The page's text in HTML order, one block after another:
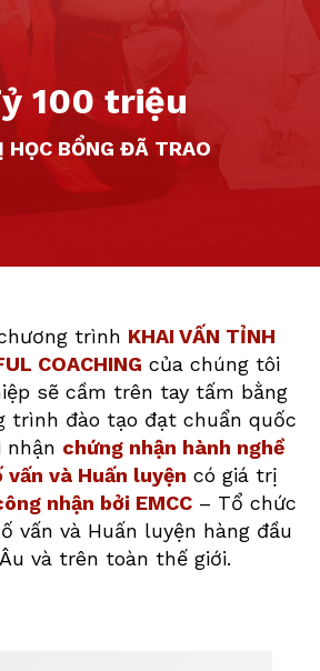
100 triệu
HỌC BỔNG ĐÃ TRAO
trình KHAI VẤN TỈNH
COACHING của chúng tôi
sẽ cầm trên tay tấm bằng
trình đào tạo đạt chuẩn quốc
nhận chứng nhận hành nghề
vấn và Huấn luyện có giá trị
nhận bởi EMCC– Tổ chức
vấn và Huấn luyện hàng đầu
và trên toàn thế giới.